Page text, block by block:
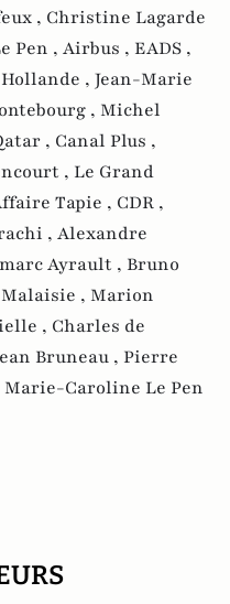
, Christine Lagarde
Pen , Airbus , EADS ,
, Jean-Marie
, Michel
, Canal Plus ,
, Le Grand
Tapie , CDR ,
, Alexandre
Ayrault , Bruno
Malaisie , Marion
, Charles de
Bruneau , Pierre
Marie-Caroline Le Pen